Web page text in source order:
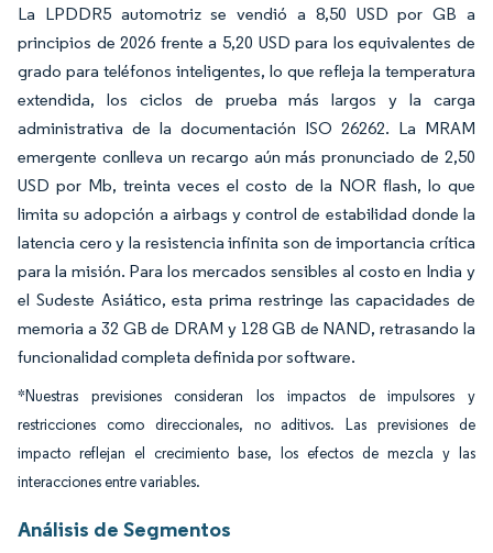
La LPDDR5 automotriz se vendió a 8,50 USD por GB a
principios de 2026 frente a 5,20 USD para los equivalentes de
grado para teléfonos inteligentes, lo que refleja la temperatura
extendida, los ciclos de prueba más largos y la carga
administrativa de la documentación ISO 26262. La MRAM
emergente conlleva un recargo aún más pronunciado de 2,50
USD por Mb, treinta veces el costo de la NOR flash, lo que
limita su adopción a airbags y control de estabilidad donde la
latencia cero y la resistencia infinita son de importancia crítica
para la misión. Para los mercados sensibles al costo en India y
el Sudeste Asiático, esta prima restringe las capacidades de
memoria a 32 GB de DRAM y 128 GB de NAND, retrasando la
funcionalidad completa definida por software.
*Nuestras previsiones consideran los impactos de impulsores y
restricciones como direccionales, no aditivos. Las previsiones de
impacto reflejan el crecimiento base, los efectos de mezcla y las
interacciones entre variables.
Análisis de Segmentos